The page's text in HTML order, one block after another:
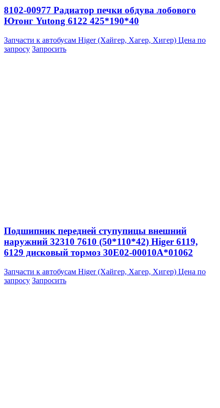
8102-00977 Радиатор печки обдува лобового
Ютонг Yutong 6122 425*190*40
Запчасти к автобусам Higer (Хайгер, Хагер, Хигер) Цена по
запросу Запросить
Подшипник передней ступупицы внешний
наружний 32310 7610 (50*110*42) Higer 6119,
6129 дисковый тормоз 30E02-00010A*01062
Запчасти к автобусам Higer (Хайгер, Хагер, Хигер) Цена по
запросу Запросить